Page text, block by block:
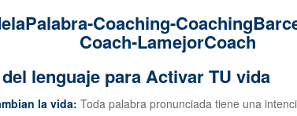
lenguaje para Activar TU vida
la vida: Toda palabra pronunciada tiene una